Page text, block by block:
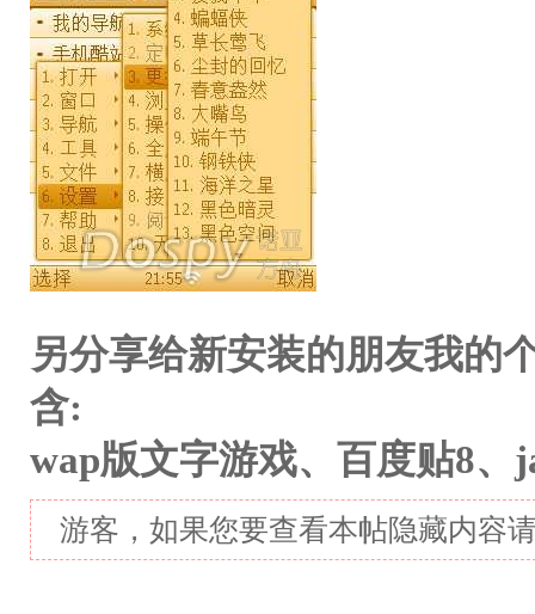
另分享给新安装的朋友我的
含:
wap版文字游戏、百度贴8
游客，如果您要查看本帖隐藏内容